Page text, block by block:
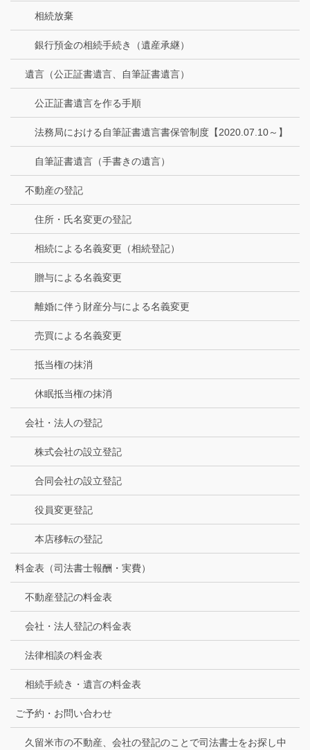
相続放棄
銀行預金の相続手続き（遺産承継）
遺言（公正証書遺言、自筆証書遺言）
公正証書遺言を作る手順
法務局における自筆証書遺言書保管制度【2020.07.10～】
自筆証書遺言（手書きの遺言）
不動産の登記
住所・氏名変更の登記
相続による名義変更（相続登記）
贈与による名義変更
離婚に伴う財産分与による名義変更
売買による名義変更
抵当権の抹消
休眠抵当権の抹消
会社・法人の登記
株式会社の設立登記
合同会社の設立登記
役員変更登記
本店移転の登記
料金表（司法書士報酬・実費）
不動産登記の料金表
会社・法人登記の料金表
法律相談の料金表
相続手続き・遺言の料金表
ご予約・お問い合わせ
久留米市の不動産、会社の登記のことで司法書士をお探し中